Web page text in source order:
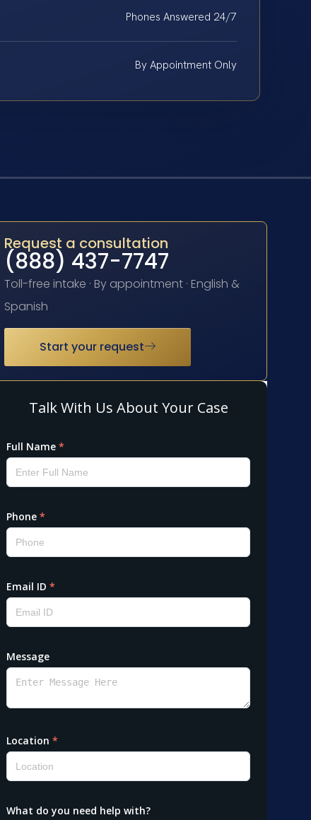
Phones Answered 24/7
By Appointment Only
Request a consultation
(888) 437-7747
Toll-free intake · By appointment · English &
Spanish
Start your request